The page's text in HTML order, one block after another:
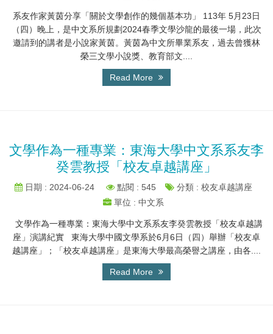
系友作家黃茵分享「關於文學創作的幾個基本功」 113年 5月23日
（四）晚上，是中文系所規劃2024春季文學沙龍的最後一場，此次
邀請到的講者是小說家黃茵。黃茵為中文所畢業系友，過去曾獲林
榮三文學小說獎、教育部文....
Read More
文學作為一種專業：東海大學中文系系友李
癸雲教授「校友卓越講座」
日期 : 2024-06-24 點閱 : 545
分類 : 校友卓越講座
單位 : 中文系
文學作為一種專業：東海大學中文系系友李癸雲教授「校友卓越講
座」演講紀實 東海大學中國文學系於6月6日（四）舉辦「校友卓
越講座」；「校友卓越講座」是東海大學最高榮譽之講座，由各....
Read More